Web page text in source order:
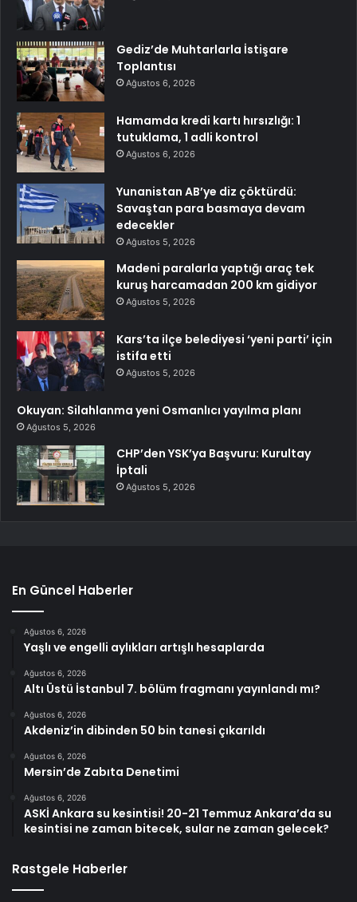
Gediz’de Muhtarlarla İstişare
Toplantısı
Ağustos 6, 2026
Hamamda kredi kartı hırsızlığı: 1
tutuklama, 1 adli kontrol
Ağustos 6, 2026
Yunanistan AB’ye diz çöktürdü:
Savaştan para basmaya devam
edecekler
Ağustos 5, 2026
Madeni paralarla yaptığı araç tek
kuruş harcamadan 200 km gidiyor
Ağustos 5, 2026
Kars’ta ilçe belediyesi ‘yeni parti’ için
istifa etti
Ağustos 5, 2026
Okuyan: Silahlanma yeni Osmanlıcı yayılma planı
Ağustos 5, 2026
CHP’den YSK’ya Başvuru: Kurultay
İptali
Ağustos 5, 2026
En Güncel Haberler
Ağustos 6, 2026
Yaşlı ve engelli aylıkları artışlı hesaplarda
Ağustos 6, 2026
Altı Üstü İstanbul 7. bölüm fragmanı yayınlandı mı?
Ağustos 6, 2026
Akdeniz’in dibinden 50 bin tanesi çıkarıldı
Ağustos 6, 2026
Mersin’de Zabıta Denetimi
Ağustos 6, 2026
ASKİ Ankara su kesintisi! 20-21 Temmuz Ankara’da su
kesintisi ne zaman bitecek, sular ne zaman gelecek?
Rastgele Haberler